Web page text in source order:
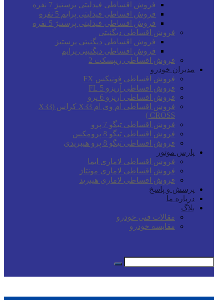
فروش اقساطی فیدلیتی پرستیژ 7 نفره
فروش اقساطی فیدلیتی پرایم 5 نفره
فروش اقساطی فیدلیتی پرستیژ 5 نفره
فروش اقساطی دیگنیتی
فروش اقساطی دیگنیتی پرستیژ
فروش اقساطی دیگنیتی پرایم
فروش اقساطی ریپسکت 2
مدیران خودرو
فروش اقساطی فونیکس FX
فروش اقساطی آریزو 5 FL
فروش اقساطی آریزو 6 پرو
فروش اقساطی ام وی ام X33 کراس (X33
CROSS )
فروش اقساطی تیگو 7 پرو
فروش اقساطی تیگو 8 پرومکس
فروش اقساطی تیگو 8 پرو هیبریدی
پارس موتور
فروش اقساطی لاماری ایما
فروش اقساطی لاماری مونتاژ
فروش اقساطی لاماری هیبرید
پرسش و پاسخ
درباره ما
بلاگ
مقالات فنی خودرو
مقایسه خودرو